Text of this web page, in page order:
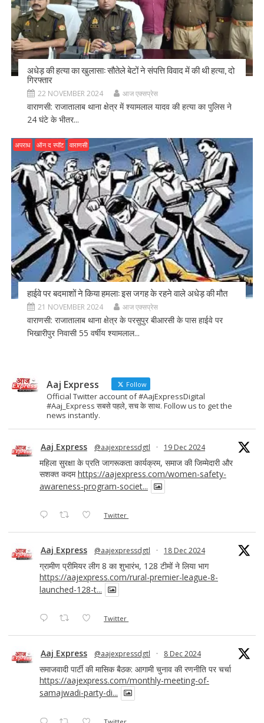
अधेड़ की हत्या का खुलासा: सौतेले बेटों ने संपत्ति विवाद में की थी हत्या, दो
गिरफ्तार
22 NOVEMBER 2024 आज एक्सप्रेस
वाराणसी: राजातालाब थाना क्षेत्र में श्यामलाल यादव की हत्या का पुलिस ने
24 घंटे के भीतर...
अपराध ऑन द स्पॉट वाराणसी
हाईवे पर बदमाशों ने किया हमला: इस जगह के रहने वाले अधेड़ की मौत
21 NOVEMBER 2024 आज एक्सप्रेस
वाराणसी: राजातालाब थाना क्षेत्र के परसुपुर बीआरसी के पास हाईवे पर
भिखारीपुर निवासी 55 वर्षीय श्यामलाल...
Aaj Express Follow
Official Twitter account of #AajExpressDigital
#Aaj_Express सबसे पहले, सच के साथ. Follow us to get the
news instantly.
Aaj Express @aajexpressdgtl · 19 Dec 2024
महिला सुरक्षा के प्रति जागरूकता कार्यक्रम, समाज की जिम्मेदारी और
सशक्त कदमhttps://aajexpress.com/women-safety-
awareness-program-societ...
Twitter
Aaj Express @aajexpressdgtl · 18 Dec 2024
ग्रामीण प्रीमियर लीग 8 का शुभारंभ, 128 टीमों ने लिया भाग
https://aajexpress.com/rural-premier-league-8-
launched-128-t...
Twitter
Aaj Express @aajexpressdgtl · 8 Dec 2024
समाजवादी पार्टी की मासिक बैठक: आगामी चुनाव की रणनीति पर चर्चा
https://aajexpress.com/monthly-meeting-of-
samajwadi-party-di...